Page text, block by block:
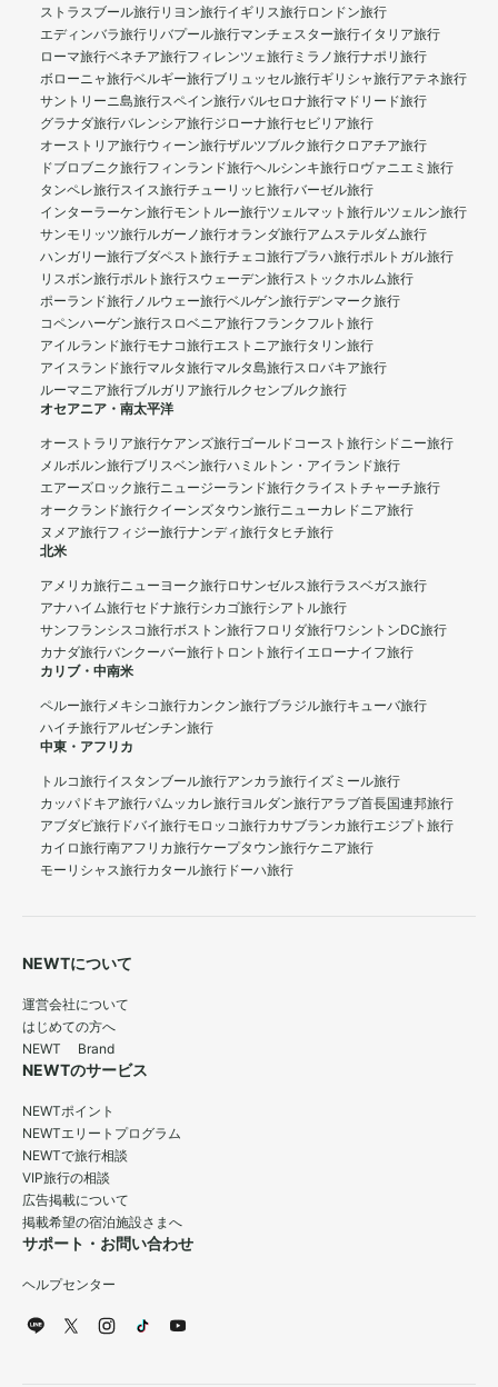
ストラスブール旅行リヨン旅行イギリス旅行ロンドン旅行
エディンバラ旅行リバプール旅行マンチェスター旅行イタリア旅行
ローマ旅行ベネチア旅行フィレンツェ旅行 ミラノ旅行ナポリ旅行
ボローニャ旅行ベルギー旅行ブリュッセル旅行ギリシャ旅行アテネ旅行
サントリーニ島旅行スペイン旅行バルセロナ旅行マドリード旅行
グラナダ旅行バレンシア旅行ジローナ旅行セビリア旅行
オーストリア旅行ウィーン旅行ザルツブルク旅行クロアチア旅行
ドブロブニク旅行フィンランド旅行ヘルシンキ旅行ロヴァニエミ旅行
タンペレ旅行スイス旅行チューリッヒ旅行バーゼル旅行
インターラーケン旅行モントルー旅行ツェルマット旅行ルツェルン旅行
サンモリッツ旅行ルガーノ旅行オランダ旅行アムステルダム旅行
ハンガリー旅行ブダペスト旅行チェコ旅行プラハ旅行ポルトガル旅行
リスボン旅行ポルト旅行スウェーデン旅行ストックホルム旅行
ポーランド旅行ノルウェー旅行ベルゲン旅行デンマーク旅行
コペンハーゲン旅行スロベニア旅行フランクフルト旅行
アイルランド旅行モナコ旅行エストニア旅行タリン旅行
アイスランド旅行マルタ旅行マルタ島旅行スロバキア旅行
ルーマニア旅行ブルガリア旅行ルクセンブルク旅行
オセアニア・南太平洋
オーストラリア旅行ケアンズ旅行ゴールドコースト旅行シドニー旅行
メルボルン旅行ブリスベン旅行ハミルトン・アイランド旅行
エアーズロック旅行ニュージーランド旅行クライストチャーチ旅行
オークランド旅行クイーンズタウン旅行ニューカレドニア旅行
ヌメア旅行フィジー旅行ナンディ旅行タヒチ旅行
北米
アメリカ旅行ニューヨーク旅行ロサンゼルス旅行ラスベガス旅行
アナハイム旅行セドナ旅行シカゴ旅行シアトル旅行
サンフランシスコ旅行ボストン旅行フロリダ旅行ワシントンDC旅行
カナダ旅行バンクーバー旅行 トロント旅行イエローナイフ旅行
カリブ・中南米
ペルー旅行メキシコ旅行カンクン旅行ブラジル旅行キューバ旅行
ハイチ旅行アルゼンチン旅行
中東・アフリカ
トルコ旅行イスタンブール旅行アンカラ旅行イズミール旅行
カッパドキア旅行パムッカレ旅行ヨルダン旅行アラブ首長国連邦旅行
アブダビ旅行 ドバイ旅行モロッコ旅行カサブランカ旅行エジプト旅行
カイロ旅行南アフリカ旅行ケープタウン旅行ケニア旅行
モーリシャス旅行カタール旅行 ドーハ旅行
NEWTについて
運営会社について
はじめての方へ
NEWT Brand
NEWTのサービス
NEWTポイント
NEWTエリートプログラム
NEWTで旅行相談
VIP旅行の相談
広告掲載について
掲載希望の宿泊施設さまへ
サポート・お問い合わせ
ヘルプセンター